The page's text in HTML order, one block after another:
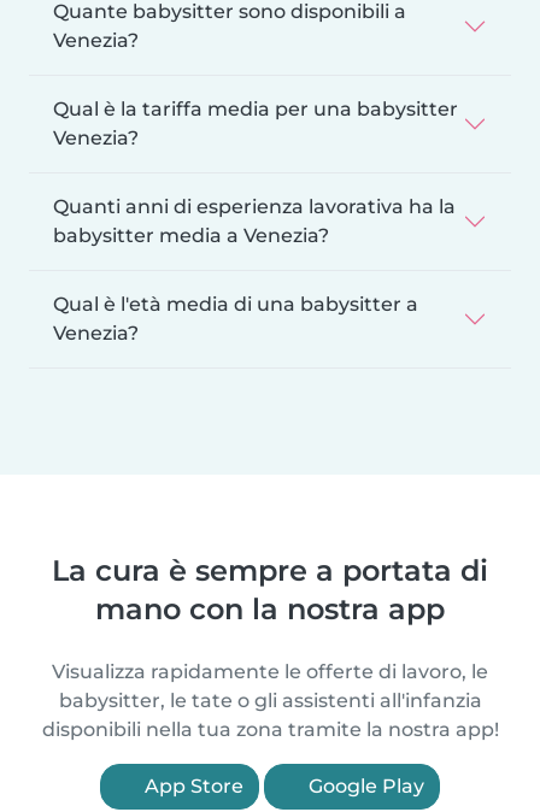
Quante babysitter sono disponibili a
Venezia?
Qual è la tariffa media per una babysitter
Venezia?
Quanti anni di esperienza lavorativa ha la
babysitter media a Venezia?
Qual è l'età media di una babysitter a
Venezia?
La cura è sempre a portata di
mano con la nostra app
Visualizza rapidamente le offerte di lavoro, le
babysitter, le tate o gli assistenti all'infanzia
disponibili nella tua zona tramite la nostra app!
App Store Google Play